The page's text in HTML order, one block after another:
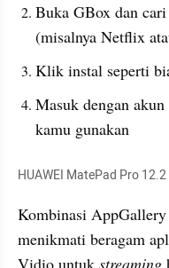
Buka GBox dan
(misalnya Netflix
Klik instal seperti
Masuk dengan
kamu gunakan
HUAWEI MatePad Pro
Kombinasi
menikmati beragam
Vidio untuk streaming